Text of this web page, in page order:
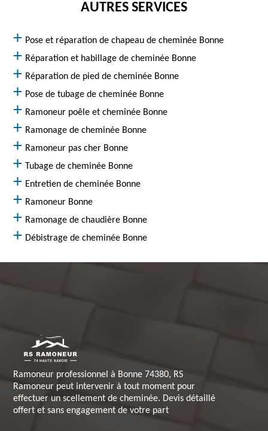
AUTRES SERVICES
Pose et réparation de chapeau de cheminée Bonne
Réparation et habillage de cheminée Bonne
Réparation de pied de cheminée Bonne
Pose de tubage de cheminée Bonne
Ramoneur poêle et cheminée Bonne
Ramonage de cheminée Bonne
Ramoneur pas cher Bonne
Tubage de cheminée Bonne
Entretien de cheminée Bonne
Ramoneur Bonne
Ramonage de chaudière Bonne
Débistrage de cheminée Bonne
Ramoneur professionnel à Bonne 74380, RS
Ramoneur peut intervenir à tout moment pour
effectuer un scellement de cheminée. Devis détaillé
offert et sans engagement de votre part